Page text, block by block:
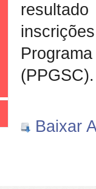
(PPGSC).
Baixar